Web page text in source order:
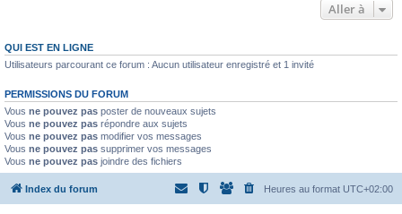
Aller à
QUI EST EN LIGNE
Utilisateurs parcourant ce forum : Aucun utilisateur enregistré et 1 invité
PERMISSIONS DU FORUM
Vous ne pouvez pas poster de nouveaux sujets
Vous ne pouvez pas répondre aux sujets
Vous ne pouvez pas modifier vos messages
Vous ne pouvez pas supprimer vos messages
Vous ne pouvez pas joindre des fichiers
Index du forum Heures au format UTC+02:00